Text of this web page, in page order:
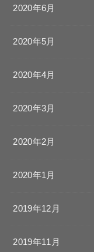
2020年6月
2020年5月
2020年4月
2020年3月
2020年2月
2020年1月
2019年12月
2019年11月